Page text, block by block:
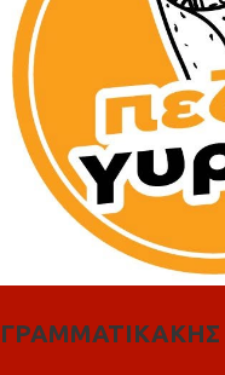
ΓΡΑΜΜΑΤΙΚΑΚΗΣ